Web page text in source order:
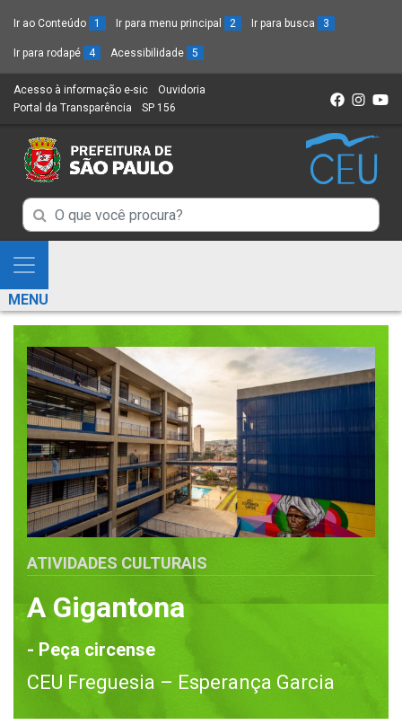
Ir ao Conteúdo 1 Ir para menu principal 2 Ir para busca 3
Ir para rodapé 4 Acessibilidade 5
Acesso à informação e-sic (Link
para
novo
sítio)
Ouvidoria
Portal da Transparência (Link
um
novo
SP 156
Campo
de
Busca
de
informações
Campo
de
de
informações
Mostra
e
Esconde
Menu
MENU
ATIVIDADES CULTURAIS
A Gigantona
- Peça circense
CEU Freguesia – Esperança Garcia